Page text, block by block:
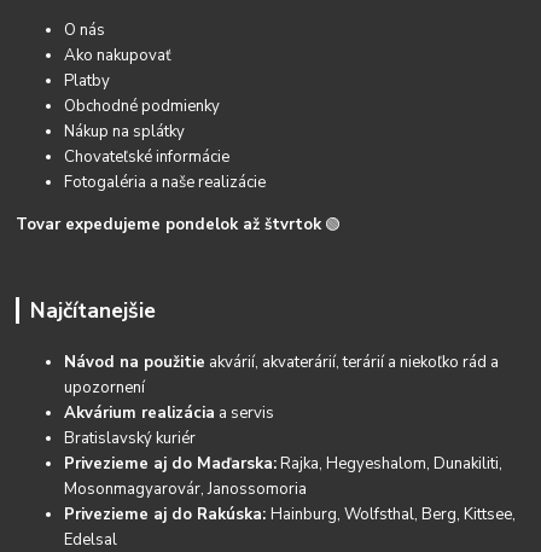
O nás
Ako nakupovať
Platby
Obchodné podmienky
Nákup na splátky
Chovateľské informácie
Fotogaléria a naše realizácie
Tovar expedujeme pondelok až štvrtok 🟢
Najčítanejšie
Návod na použitie akvárií, akvaterárií, terárií a niekoľko rád a
upozornení
Akvárium realizácia a servis
Bratislavský kuriér
Privezieme aj do Maďarska:Rajka, Hegyeshalom, Dunakiliti,
Mosonmagyarovár, Janossomoria
Privezieme aj do Rakúska:Hainburg, Wolfsthal, Berg, Kittsee,
Edelsal